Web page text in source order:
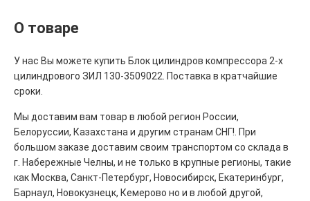
О товаре
У нас Вы можете купить Блок цилиндров компрессора 2-х
цилиндрового ЗИЛ 130-3509022. Поставка в кратчайшие
сроки.
Мы доставим вам товар в любой регион России,
Белоруссии, Казахстана и другим странам СНГ!. При
большом заказе доставим своим транспортом со склада в
г. Набережные Челны, и не только в крупные регионы, такие
как Москва, Санкт-Петербург, Новосибирск, Екатеринбург,
Барнаул, Новокузнецк, Кемерово но и в любой другой,